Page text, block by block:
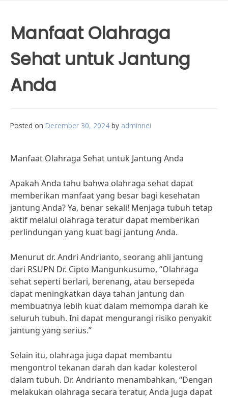
Manfaat Olahraga
Sehat untuk Jantung
Anda
Posted on December 30, 2024 by adminnei
Manfaat Olahraga Sehat untuk Jantung Anda
Apakah Anda tahu bahwa olahraga sehat dapat
memberikan manfaat yang besar bagi kesehatan
jantung Anda? Ya, benar sekali! Menjaga tubuh tetap
aktif melalui olahraga teratur dapat memberikan
perlindungan yang kuat bagi jantung Anda.
Menurut dr. Andri Andrianto, seorang ahli jantung
dari RSUPN Dr. Cipto Mangunkusumo, “Olahraga
sehat seperti berlari, berenang, atau bersepeda
dapat meningkatkan daya tahan jantung dan
membuatnya lebih kuat dalam memompa darah ke
seluruh tubuh. Ini dapat mengurangi risiko penyakit
jantung yang serius.”
Selain itu, olahraga juga dapat membantu
mengontrol tekanan darah dan kadar kolesterol
dalam tubuh. Dr. Andrianto menambahkan, “Dengan
melakukan olahraga secara teratur, Anda juga dapat